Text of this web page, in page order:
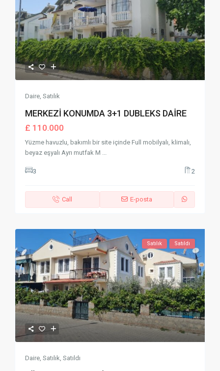
Daire ,Satılık
MERKEZİ KONUMDA 3+1 DUBLEKS DAİRE
£ 110.000
Yüzme havuzlu, bakımlı bir site içinde Full mobilyalı, klimalı,
beyaz eşyalı Ayrı mutfak M
3 2
Call E-posta
Satılık Satıldı
Daire ,Satılık ,Satıldı